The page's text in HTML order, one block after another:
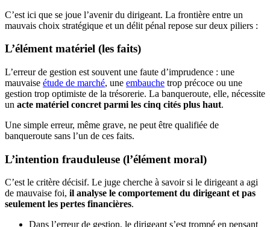
C’est ici que se joue l’avenir du dirigeant. La frontière entre un
mauvais choix stratégique et un délit pénal repose sur deux piliers :
L’élément matériel (les faits)
L’erreur de gestion est souvent une faute d’imprudence : une
mauvaise étude de marché, une embauche trop précoce ou une
gestion trop optimiste de la trésorerie. La banqueroute, elle, nécessite
un acte matériel concret parmi les cinq cités plus haut.
Une simple erreur, même grave, ne peut être qualifiée de
banqueroute sans l’un de ces faits.
L’intention frauduleuse (l’élément moral)
C’est le critère décisif. Le juge cherche à savoir si le dirigeant a agi
de mauvaise foi, il analyse le comportement du dirigeant et pas
seulement les pertes financières.
Dans l’erreur de gestion, le dirigeant s’est trompé en pensant